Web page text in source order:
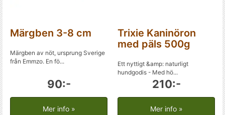
Märgben 3-8 cm
Märgben av nöt, ursprung Sverige
från Emmzo. En fö...
90:-
Mer info »
Trixie Kaninöron
med päls 500g
Ett nyttigt &amp: naturligt
hundgodis - Med hö...
210:-
Mer info »